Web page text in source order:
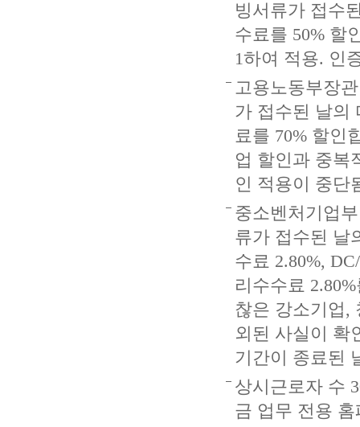
빙서류가 접수
수료를 50% 할
1하여 적용. 인
고용노동부장
가 접수된 날의
료를 70% 할인
업 할인과 중복
인 적용이 중단
중소벤처기업
류가 접수된 날
수료 2.80%,
리수수료
찮은 강소기업,
외된 사실이 확
기간이 종료된
상시근로자 수
금 업무 전용